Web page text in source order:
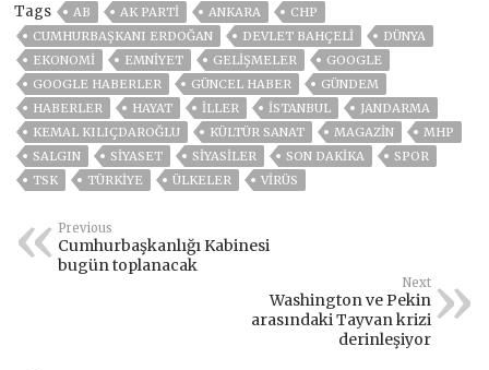
Tags AB AK PARTİ ANKARA
CHP
CUMHURBAŞKANI ERDOĞAN
DEVLET BAHÇELİ
DÜNYA
EKONOMİ
EMNİYET GELIŞMELER
GOOGLE
GOOGLE HABERLER
GÜNCEL HABER
GÜNDEM
HABERLER
HAYAT İLLER ISTANBUL
JANDARMA
KEMAL KILIÇDAROĞLU
KÜLTÜR SANAT MAGAZİN
MHP
SALGIN
SİYASET SİYASİLER SON DAKIKA
SPOR
TSK
TÜRKİYE ÜLKELER VIRÜS
Previous
Cumhurbaşkanlığı Kabinesi
bugün toplanacak
Next
Washington ve Pekin
arasındaki Tayvan krizi
derinleşiyor